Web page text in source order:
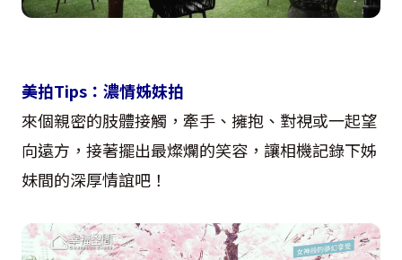
美拍Tips：濃情姊妹拍
來個親密的肢體接觸，牽手、擁抱、對視或一起望
向遠方，接著擺出最燦爛的笑容，讓相機記錄下姊
妹間的深厚情誼吧！